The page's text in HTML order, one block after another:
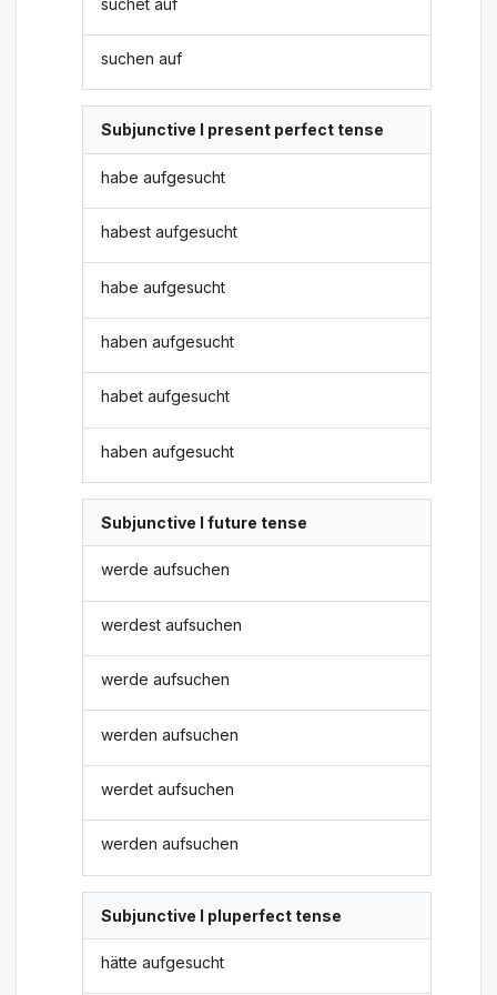
suchen auf
Subjunctive I present perfect tense
habe aufgesucht
habest aufgesucht
habe aufgesucht
haben aufgesucht
habet aufgesucht
haben aufgesucht
Subjunctive I future tense
werde aufsuchen
werdest aufsuchen
werde aufsuchen
werden aufsuchen
werdet aufsuchen
werden aufsuchen
Subjunctive I pluperfect tense
hätte aufgesucht